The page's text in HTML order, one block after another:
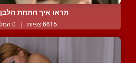
תראו איך התחת
6615 צפיות | 0 המלצות